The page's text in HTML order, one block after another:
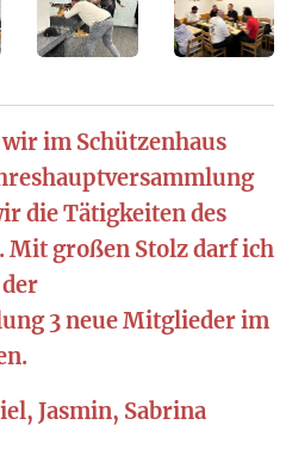
im Schützenhaus
die Tätigkeiten des
Mit großen Stolz darf ich
3 neue Mitglieder im
Jasmin, Sabrina